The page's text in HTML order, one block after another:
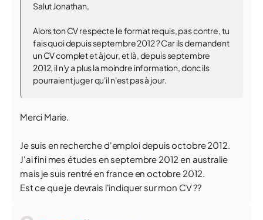
Salut Jonathan,
Alors ton CV respecte le format requis, pas contre, tu
fais quoi depuis septembre 2012 ? Car ils demandent
un CV complet et à jour, et là, depuis septembre
2012, il n'y a plus la moindre information, donc ils
pourraient juger qu'il n'est pas à jour.
Merci Marie.
Je suis en recherche d'emploi depuis octobre 2012.
J'ai fini mes études en septembre 2012 en australie
mais je suis rentré en france en octobre 2012.
Est ce que je devrais l'indiquer sur mon CV ??